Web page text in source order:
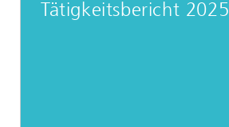
Tätigkeitsbericht 2025